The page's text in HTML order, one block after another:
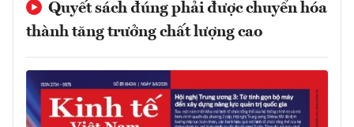
Quyết sách đúng phải được chuyển hóa
thành tăng trưởng chất lượng cao